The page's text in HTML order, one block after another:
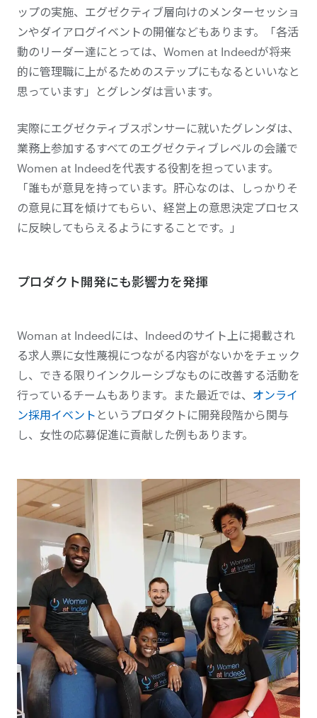
ップの実施、エグゼクティブ層向けのメンターセッショ
ンやダイアログイベントの開催などもあります。「各活
動のリーダー達にとっては、Women at Indeedが将来
的に管理職に上がるためのステップにもなるといいなと
思っています」とグレンダは言います。
実際にエグゼクティブスポンサーに就いたグレンダは、
業務上参加するすべてのエグゼクティブレベルの会議で
Women at Indeedを代表する役割を担っています。
「誰もが意見を持っています。肝心なのは、しっかりそ
の意見に耳を傾けてもらい、経営上の意思決定プロセス
に反映してもらえるようにすることです。」
プロダクト開発にも影響力を発揮
Woman at Indeedには、Indeedのサイト上に掲載され
る求人票に女性蔑視につながる内容がないかをチェック
し、できる限りインクルーシブなものに改善する活動を
行っているチームもあります。また最近では、 オンライ
ン採用イベント というプロダクトに開発段階から関与
し、女性の応募促進に貢献した例もあります。